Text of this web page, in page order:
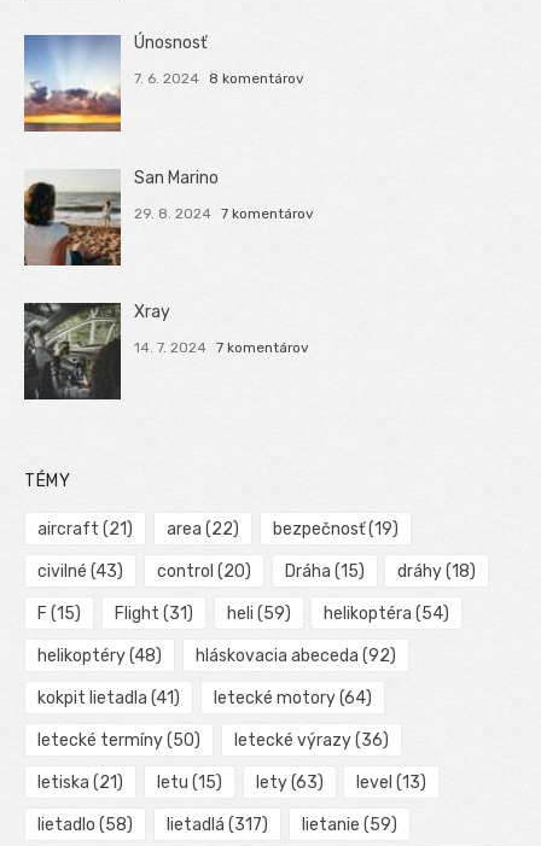
Únosnosť
7. 6. 2024 8 komentárov
San Marino
29. 8. 2024 7 komentárov
Xray
14. 7. 2024 7 komentárov
TÉMY
aircraft (21) area (22) bezpečnosť(19)
civilné (43) control (20) Dráha (15) dráhy(18)
F (15) Flight (31) heli (59) helikoptéra (54)
helikoptéry(48) hláskovacia abeceda (92)
kokpit lietadla (41) letecké motory(64)
letecké termíny(50) letecké výrazy(36)
letiska (21) letu (15) lety(63) level (13)
lietadlo (58) lietadlá (317) lietanie (59)